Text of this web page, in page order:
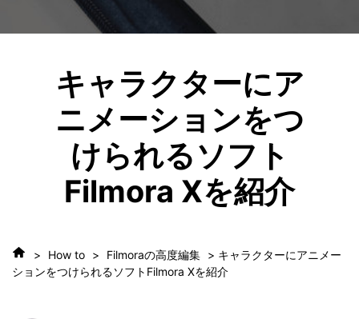
キャラクターにア
ニメーションをつ
けられるソフト
Filmora Xを紹介
> How to > Filmoraの高度編集 > キャラクターにアニメー
ションをつけられるソフトFilmora Xを紹介